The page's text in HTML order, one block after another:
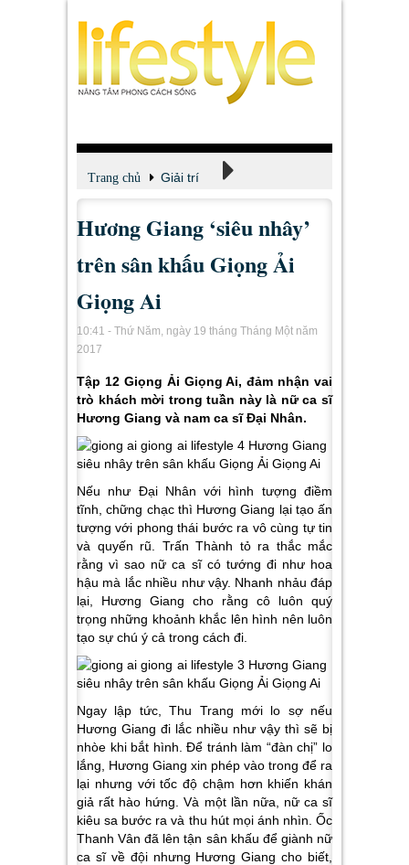
Trang chủ Giải trí
Xem - Nghe - Đọc
Hương Giang ‘siêu nhây’
trên sân khấu Giọng Ải
Giọng Ai
10:41 - Thứ Năm, ngày 19 tháng Tháng Một năm
2017
Tập 12 Giọng Ải Giọng Ai, đảm nhận vai
trò khách mời trong tuần này là nữ ca sĩ
Hương Giang và nam ca sĩ Đại Nhân.
Nếu như Đại Nhân với hình tượng điềm
tĩnh, chững chạc thì Hương Giang lại tạo ấn
tượng với phong thái bước ra vô cùng tự tin
và quyến rũ. Trấn Thành tỏ ra thắc mắc
rằng vì sao nữ ca sĩ có tướng đi như hoa
hậu mà lắc nhiều như vậy. Nhanh nhảu đáp
lại, Hương Giang cho rằng cô luôn quý
trọng những khoảnh khắc lên hình nên luôn
tạo sự chú ý cả trong cách đi.
Ngay lập tức, Thu Trang mới lo sợ nếu
Hương Giang đi lắc nhiều như vậy thì sẽ bị
nhòe khi bắt hình. Để tránh làm “đàn chị” lo
lắng, Hương Giang xin phép vào trong để ra
lại nhưng với tốc độ chậm hơn khiến khán
giả rất hào hứng. Và một lần nữa, nữ ca sĩ
kiêu sa bước ra và thu hút mọi ánh nhìn. Ốc
Thanh Vân đã lên tận sân khấu để giành nữ
ca sĩ về đội nhưng Hương Giang cho biết,